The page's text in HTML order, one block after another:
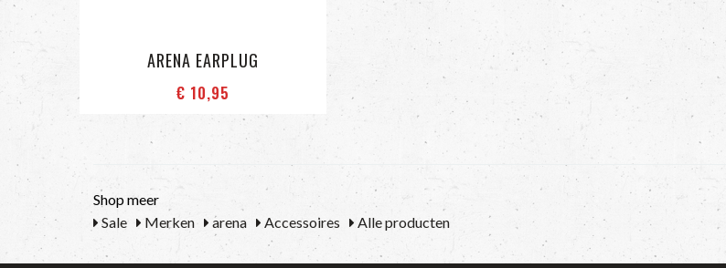
ARENA EARPLUG
€ 10,95
Shop meer
Sale
Merken arena Accessoires Alle producten